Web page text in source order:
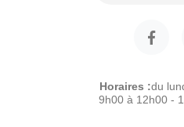
Horaires :du
9h00 à 12h00 -